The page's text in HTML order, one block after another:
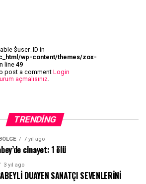
$user_ID in
wp-content/themes/zox-
line49
post a comment Login
açmalısınız
TRENDING
7 yıl ago
cinayet: 1 ölü
3 yıl ago
DUAYEN SANATÇI SEVENLERİNİ